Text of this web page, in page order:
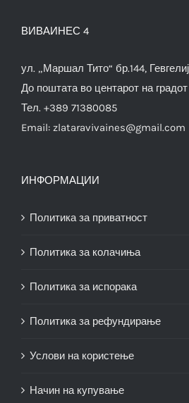
ВИВАИНЕС 4
ул. „Маршал Тито“ бр.144,
До поштата во центарот на градот
Тел. +389 71380085
Email: zlataravivaines@gmail.com
ИНФОРМАЦИИ
Политика за приватност
Политика за колачиња
Политика за испорака
Политика за рефундирање
Услови на користење
Начин на купување